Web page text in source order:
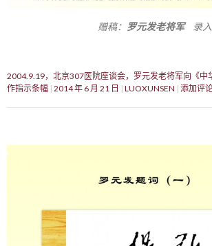
赠稿： 罗元发老将军录入
2004.9.19，北京307医院座谈会，罗元发老将军向《中
作指示条幅 2014 年 6 月 21 日 LUOXUNSEN 添加评